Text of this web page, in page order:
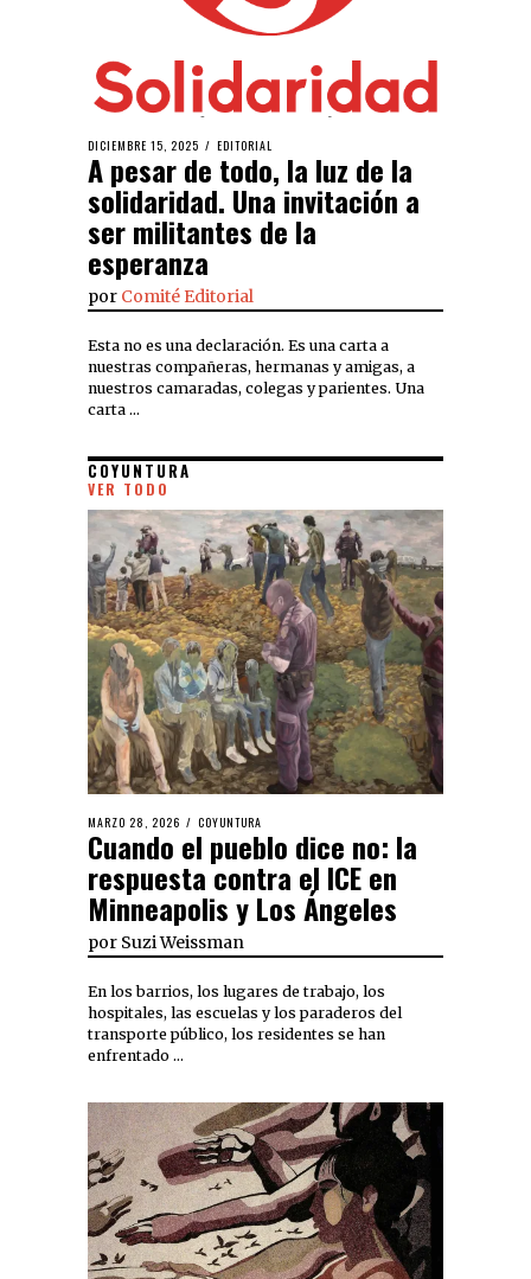
DICIEMBRE 15, 2025 EDITORIAL
A pesar de todo, la luz de la
solidaridad. Una invitación a
ser militantes de la
esperanza
por Comité Editorial
Esta no es una declaración. Es una carta a
nuestras compañeras, hermanas y amigas, a
nuestros camaradas, colegas y parientes. Una
carta …
COYUNTURA
VER TODO
MARZO 28, 2026 COYUNTURA
Cuando el pueblo dice no: la
respuesta contra el ICE en
Minneapolis y Los Ángeles
por Suzi Weissman
En los barrios, los lugares de trabajo, los
hospitales, las escuelas y los paraderos del
transporte público, los residentes se han
enfrentado …